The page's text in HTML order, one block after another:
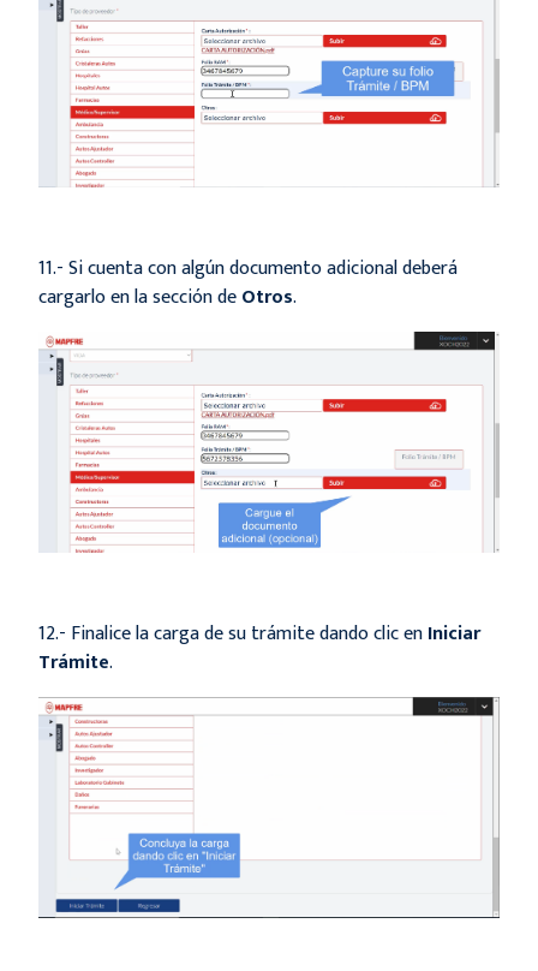
11.- Si cuenta con algún documento adicional deberá
cargarlo en la sección deOtros.
12.- Finalice la carga de su trámite dando clic enIniciar
Trámite.